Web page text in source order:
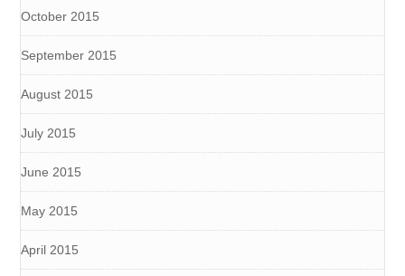
October 2015
September 2015
August 2015
July 2015
June 2015
May 2015
April 2015